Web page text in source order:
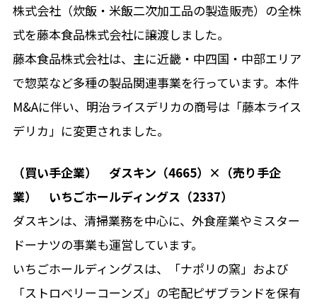
株式会社（炊飯・米飯二次加工品の製造販売）の全株
式を藤本食品株式会社に譲渡しました。
藤本食品株式会社は、主に近畿・中四国・中部エリア
で惣菜など多種の製品関連事業を行っています。本件
M&Aに伴い、明治ライスデリカの商号は「藤本ライス
デリカ」に変更されました。
（買い手企業） ダスキン（4665）×（売り手企
業） いちごホールディングス（2337）
ダスキンは、清掃業務を中心に、外食産業やミスター
ドーナツの事業も運営しています。
いちごホールディングスは、「ナポリの窯」および
「ストロベリーコーンズ」の宅配ピザブランドを保有